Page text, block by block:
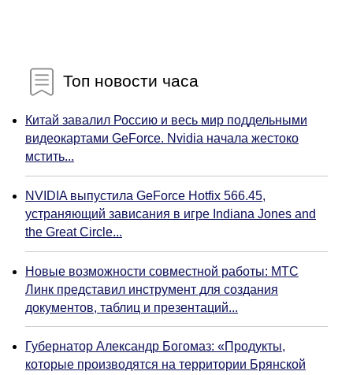
Топ новости часа
Китай завалил Россию и весь мир поддельными
видеокартами GeForce. Nvidia начала жестоко
мстить...
NVIDIA выпустила GeForce Hotfix 566.45,
устраняющий зависания в игре Indiana Jones and
the Great Circle...
Новые возможности совместной работы: МТС
Линк представил инструмент для создания
документов, таблиц и презентаций...
Губернатор Александр Богомаз: «Продукты,
которые производятся на территории Брянской